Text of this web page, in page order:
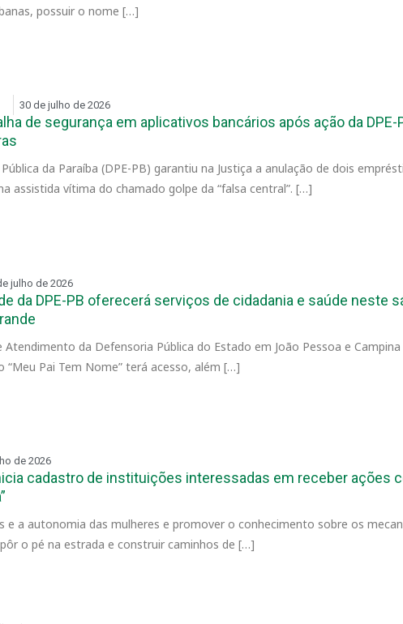
possuir o nome […]
30 de julho de 2026
de segurança em aplicativos bancários após ação da DPE-
da Paraíba (DPE-PB) garantiu na Justiça a anulação de dois
assistida vítima do chamado golpe da “falsa central”. […]
julho de 2026
da DPE-PB oferecerá serviços de cidadania e saúde neste
da Defensoria Pública do Estado em João Pessoa e
Pai Tem Nome” terá acesso, além […]
de 2026
cadastro de instituições interessadas em receber ações
e a autonomia das mulheres e promover o conhecimento sobre os
o pé na estrada e construir caminhos de […]